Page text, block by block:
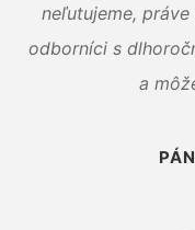
neľutujeme,
odborníci s
a